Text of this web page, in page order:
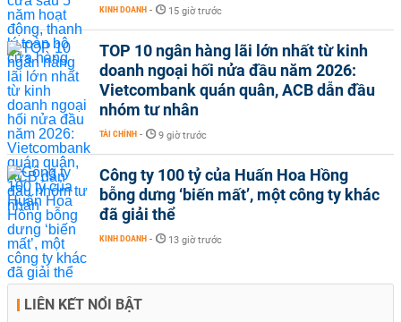
KINH DOANH - 15 giờ trước
TOP 10 ngân hàng lãi lớn nhất từ kinh
doanh ngoại hối nửa đầu năm 2026:
Vietcombank quán quân, ACB dẫn đầu
nhóm tư nhân
TÀI CHÍNH - 9 giờ trước
Công ty 100 tỷ của Huấn Hoa Hồng
bỗng dưng ‘biến mất’, một công ty khác
đã giải thể
KINH DOANH - 13 giờ trước
LIÊN KẾT NỔI BẬT